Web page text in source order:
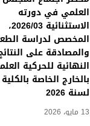
العلمي في دورته
الاستثنائية 2026/03،
المخصص لدراسة
والمصادقة على
النهائية للحركية
بالخارج الخاصة بالكلية
لسنة 2026
13 مايو، 2026